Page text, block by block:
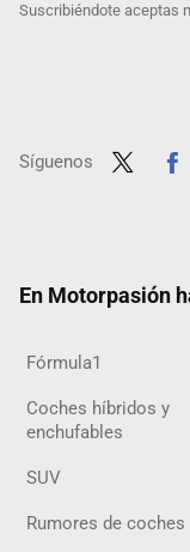
Suscribiéndote aceptas
Síguenos
En Motorpasión
Fórmula1
Coches híbridos y
enchufables
SUV
Rumores de coches